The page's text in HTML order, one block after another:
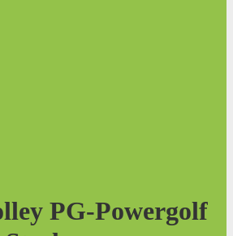
PG-Powergolf